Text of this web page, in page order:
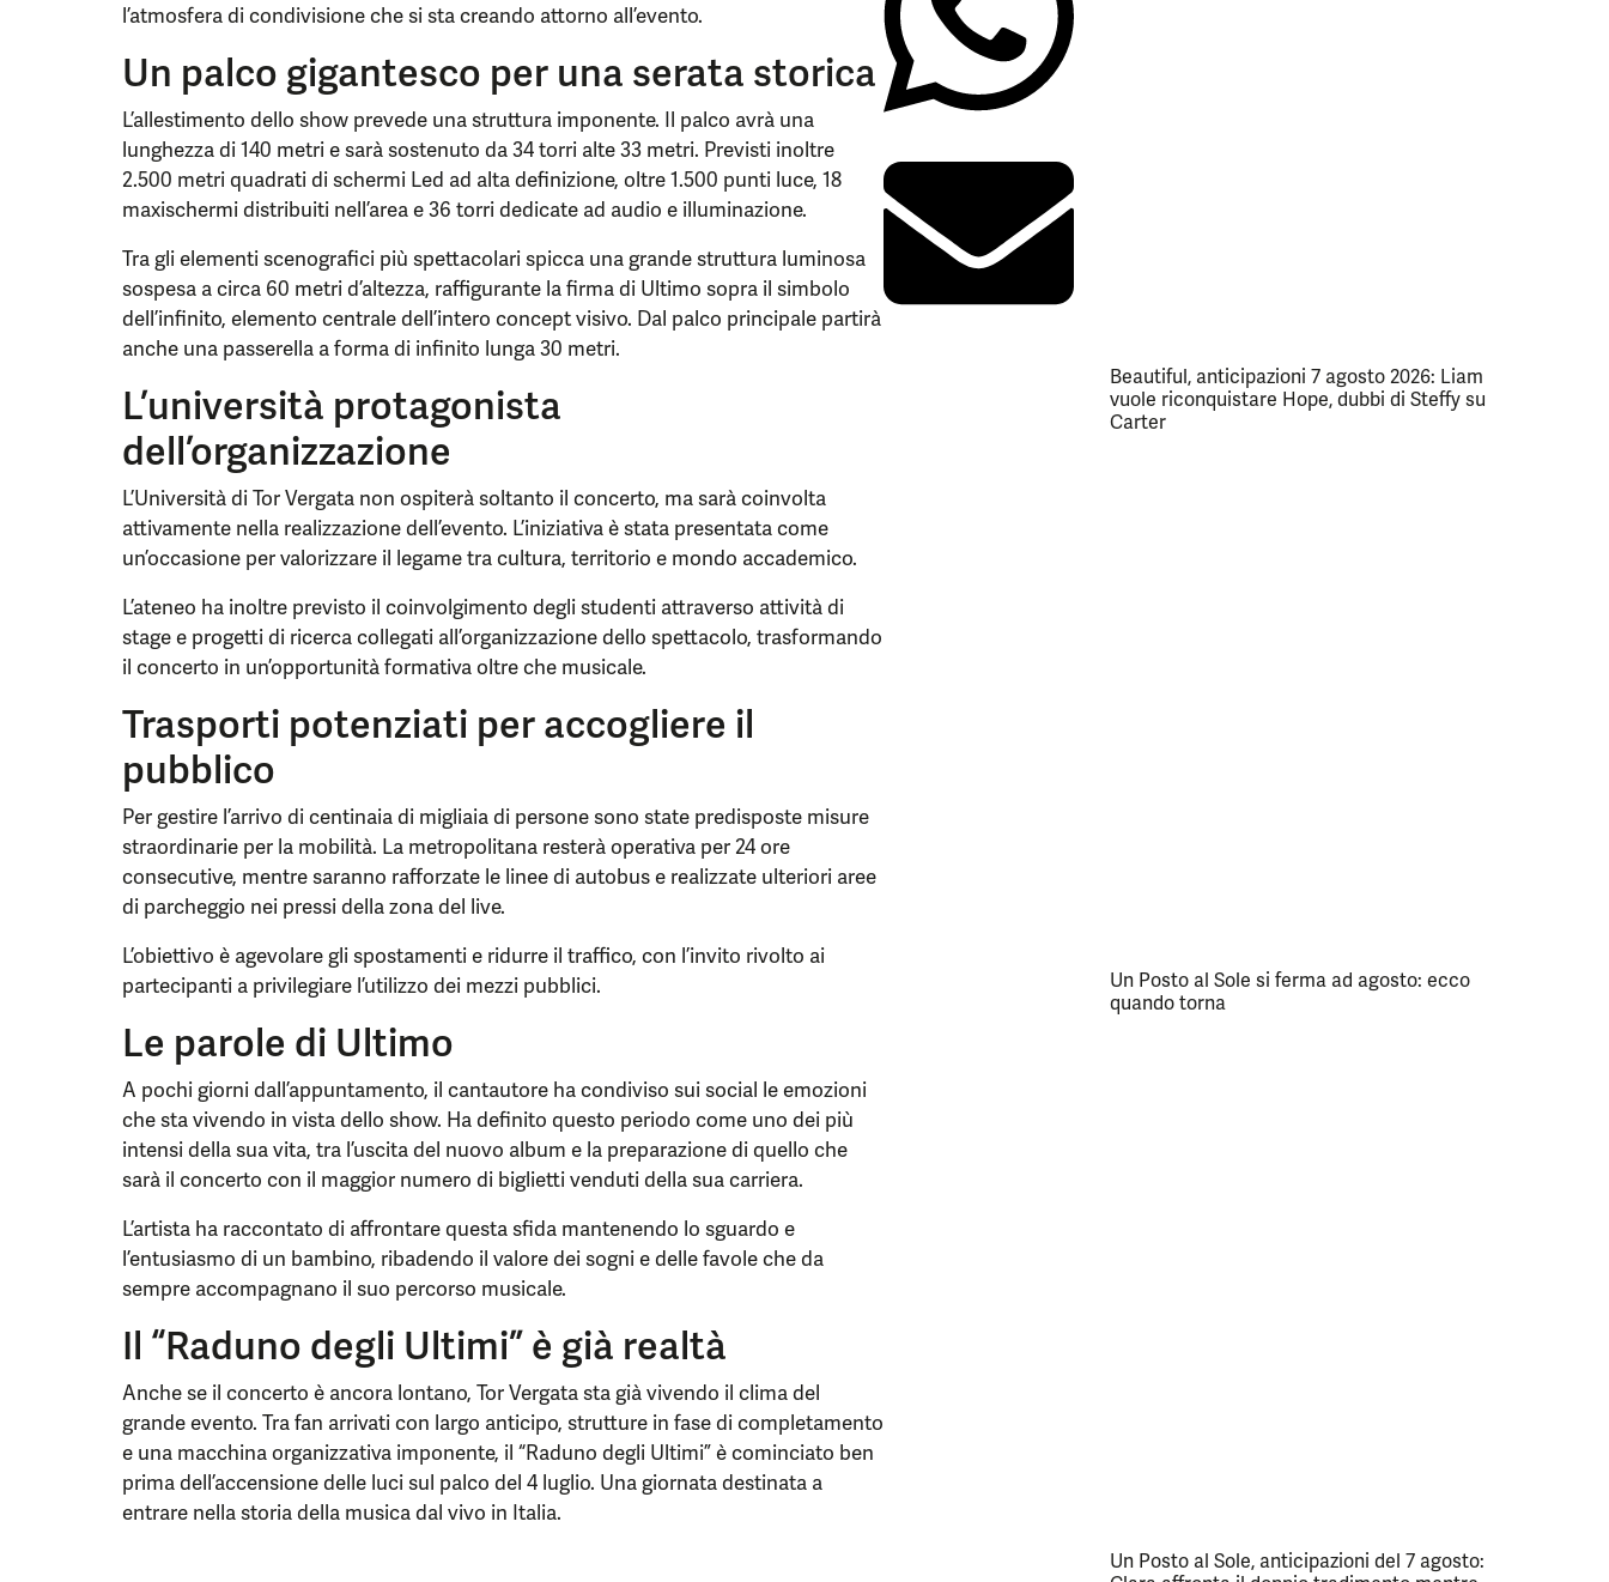
l’atmosfera di condivisione che si sta creando attorno all’evento.
Un palco gigantesco per una serata storica
L’allestimento dello show prevede una struttura imponente. Il palco avrà una
lunghezza di 140 metri e sarà sostenuto da 34 torri alte 33 metri. Previsti inoltre
2.500 metri quadrati di schermi Led ad alta definizione, oltre 1.500 punti luce, 18
maxischermi distribuiti nell’area e 36 torri dedicate ad audio e illuminazione.
Tra gli elementi scenografici più spettacolari spicca una grande struttura luminosa
sospesa a circa 60 metri d’altezza, raffigurante la firma di Ultimo sopra il simbolo
dell’infinito, elemento centrale dell’intero concept visivo. Dal palco principale partirà
anche una passerella a forma di infinito lunga 30 metri.
L’università protagonista
dell’organizzazione
L’Università di Tor Vergata non ospiterà soltanto il concerto, ma sarà coinvolta
attivamente nella realizzazione dell’evento. L’iniziativa è stata presentata come
un’occasione per valorizzare il legame tra cultura, territorio e mondo accademico.
L’ateneo ha inoltre previsto il coinvolgimento degli studenti attraverso attività di
stage e progetti di ricerca collegati all’organizzazione dello spettacolo, trasformando
il concerto in un’opportunità formativa oltre che musicale.
Trasporti potenziati per accogliere il
pubblico
Per gestire l’arrivo di centinaia di migliaia di persone sono state predisposte misure
straordinarie per la mobilità. La metropolitana resterà operativa per 24 ore
consecutive, mentre saranno rafforzate le linee di autobus e realizzate ulteriori aree
di parcheggio nei pressi della zona del live.
L’obiettivo è agevolare gli spostamenti e ridurre il traffico, con l’invito rivolto ai
partecipanti a privilegiare l’utilizzo dei mezzi pubblici.
Le parole di Ultimo
A pochi giorni dall’appuntamento, il cantautore ha condiviso sui social le emozioni
che sta vivendo in vista dello show. Ha definito questo periodo come uno dei più
intensi della sua vita, tra l’uscita del nuovo album e la preparazione di quello che
sarà il concerto con il maggior numero di biglietti venduti della sua carriera.
L’artista ha raccontato di affrontare questa sfida mantenendo lo sguardo e
l’entusiasmo di un bambino, ribadendo il valore dei sogni e delle favole che da
sempre accompagnano il suo percorso musicale.
Il “Raduno degli Ultimi” è già realtà
Anche se il concerto è ancora lontano, Tor Vergata sta già vivendo il clima del
grande evento. Tra fan arrivati con largo anticipo, strutture in fase di completamento
e una macchina organizzativa imponente, il “Raduno degli Ultimi” è cominciato ben
prima dell’accensione delle luci sul palco del 4 luglio. Una giornata destinata a
entrare nella storia della musica dal vivo in Italia.
Beautiful, anticipazioni 7 agosto 2026: Liam
vuole riconquistare Hope, dubbi di Steffy su
Carter
Un Posto al Sole si ferma ad agosto: ecco
quando torna
Un Posto al Sole, anticipazioni del 7 agosto: